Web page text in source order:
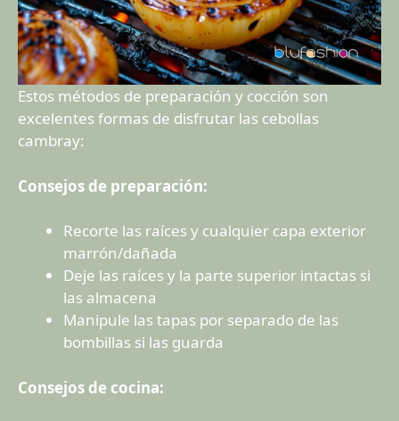
Estos métodos de preparación y cocción son
excelentes formas de disfrutar las cebollas
cambray:
Consejos de preparación:
Recorte las raíces y cualquier capa exterior
marrón/dañada
Deje las raíces y la parte superior intactas si
las almacena
Manipule las tapas por separado de las
bombillas si las guarda
Consejos de cocina: